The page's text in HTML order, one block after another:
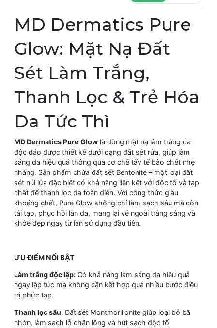
MD Dermatics Pure
Glow: Mặt Nạ Đất
Sét Làm Trắng,
Thanh Lọc & Trẻ Hóa
Da Tức Thì
MD Dermatics Pure Glow là dòng mặt nạ làm trắng da
độc đáo được thiết kế dưới dạng đất sét rửa, giúp làm
sáng da hiệu quả thông qua cơ chế tẩy tế bào chết nhẹ
nhàng. Sản phẩm chứa đất sét Bentonite – một loại đất
sét núi lửa đặc biệt có khả năng liên kết với độc tố và tạp
chất để thanh lọc da toàn diện. Với công thức giàu
khoáng chất, Pure Glow không chỉ làm sạch sâu mà còn
tái tạo, phục hồi làn da, mang lại vẻ ngoài trắng sáng và
khỏe đẹp ngay từ lần sử dụng đầu tiên.
ƯU ĐIỂM NỔI BẬT
Làm trắng độc lập: Có khả năng làm sáng da hiệu quả
ngay lập tức mà không cần kết hợp quá nhiều bước điều
trị phức tạp.
Thanh lọc sâu:Đất sét Montmorillonite giúp loại bỏ bã
nhờn, làm sạch lỗ chân lông và hút sạch độc tố.